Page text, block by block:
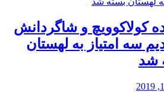
کولاکوویچ و شاگردانش
سه امتیاز به لهستان
شد